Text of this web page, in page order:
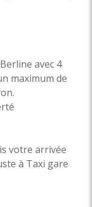
avec 4
maximum de
votre arrivée
à Taxi gare